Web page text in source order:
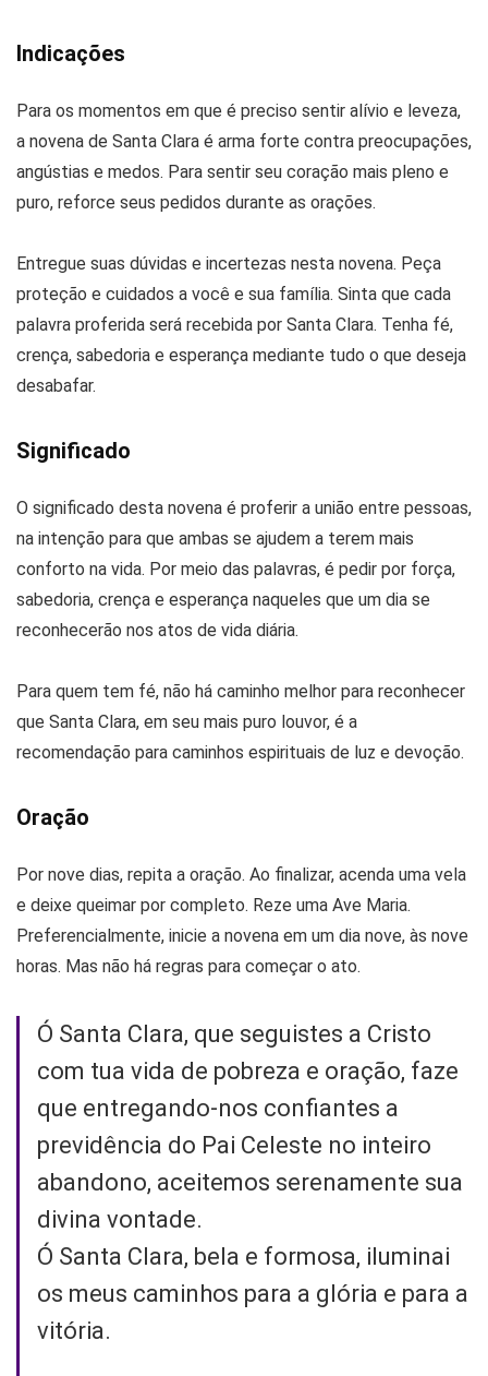
Indicações
Para os momentos em que é preciso sentir alívio e leveza,
a novena de Santa Clara é arma forte contra preocupações,
angústias e medos. Para sentir seu coração mais pleno e
puro, reforce seus pedidos durante as orações.
Entregue suas dúvidas e incertezas nesta novena. Peça
proteção e cuidados a você e sua família. Sinta que cada
palavra proferida será recebida por Santa Clara. Tenha fé,
crença, sabedoria e esperança mediante tudo o que deseja
desabafar.
Significado
O significado desta novena é proferir a união entre pessoas,
na intenção para que ambas se ajudem a terem mais
conforto na vida. Por meio das palavras, é pedir por força,
sabedoria, crença e esperança naqueles que um dia se
reconhecerão nos atos de vida diária.
Para quem tem fé, não há caminho melhor para reconhecer
que Santa Clara, em seu mais puro louvor, é a
recomendação para caminhos espirituais de luz e devoção.
Oração
Por nove dias, repita a oração. Ao finalizar, acenda uma vela
e deixe queimar por completo. Reze uma Ave Maria.
Preferencialmente, inicie a novena em um dia nove, às nove
horas. Mas não há regras para começar o ato.
Ó Santa Clara, que seguistes a Cristo
com tua vida de pobreza e oração, faze
que entregando-nos confiantes a
previdência do Pai Celeste no inteiro
abandono, aceitemos serenamente sua
divina vontade.
Ó Santa Clara, bela e formosa, iluminai
os meus caminhos para a glória e para a
vitória.